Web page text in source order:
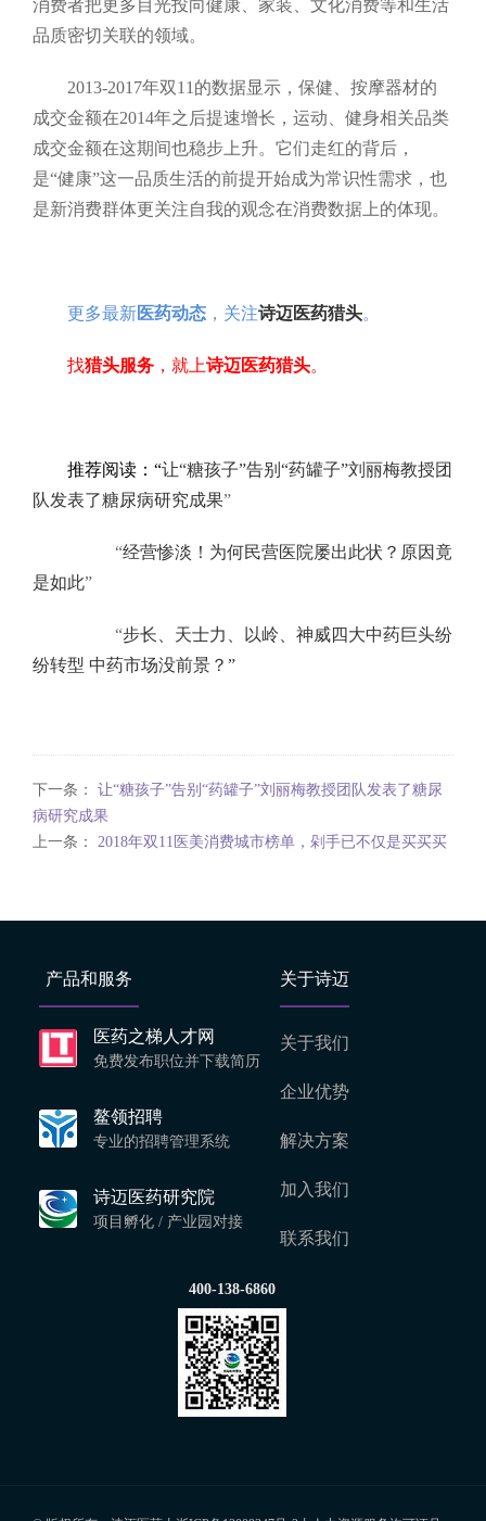
消费者把更多目光投向健康、家装、文化消费等和生活
品质密切关联的领域。
2013-2017年双11的数据显示，保健、按摩器材的
成交金额在2014年之后提速增长，运动、健身相关品类
成交金额在这期间也稳步上升。它们走红的背后，
是“健康”这一品质生活的前提开始成为常识性需求，也
是新消费群体更关注自我的观念在消费数据上的体现。
更多最新医药动态 ，关注诗迈医药猎头。
找猎头服务 ，就上诗迈医药猎头。
推荐阅读：“让“糖孩子”告别“药罐子”刘丽梅教授团
队发表了糖尿病研究成果”
“经营惨淡！为何民营医院屡出此状？原因竟
是如此”
“步长、天士力、以岭、神威四大中药巨头纷
纷转型 中药市场没前景？”
下一条： 让“糖孩子”告别“药罐子”刘丽梅教授团队发表了糖尿
病研究成果
上一条： 2018年双11医美消费城市榜单，剁手已不仅是买买买
产品和服务
医药之梯人才网
免费发布职位并下载简历
鳌领招聘
专业的招聘管理系统
诗迈医药研究院
项目孵化 / 产业园对接
关于诗迈
关于我们
企业优势
解决方案
加入我们
联系我们
400-138-6860